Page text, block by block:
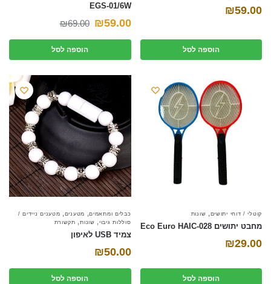
₪59.00
הוספה לסל
EGS-01/6W
₪69.00
המחיר
המקורי
היה:
₪69.00.
₪59.00
המחיר
הנוכחי
הוא:
₪59.00.
הוספה לסל
קוטלי / דוחי יתושים , שונות
מחבט יתושים Eco Euro HAIC-028
₪29.00
הוספה לסל
כבלים ומתאמים, מטענים , מטענים ניידים /
סוללות גיבוי, שונות, תקשורת
צמיד USB לאיפון
₪50.00
הוספה לסל